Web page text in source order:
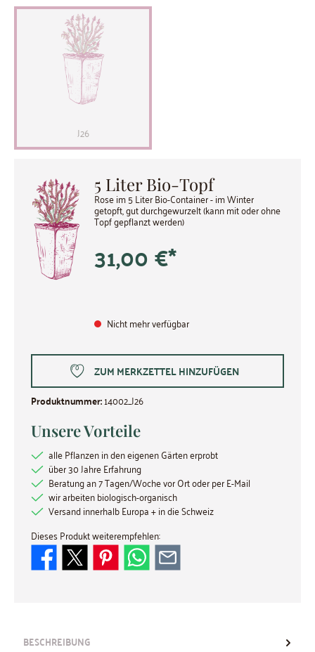
J26
5 Liter Bio-Topf
Rose im 5 Liter Bio-Container - im Winter
getopft, gut durchgewurzelt (kann mit oder ohne
Topf gepflanzt werden)
31,00 €*
Nicht mehr verfügbar
ZUM MERKZETTEL HINZUFÜGEN
Produktnummer:14002_J26
Unsere Vorteile
alle Pflanzen in den eigenen Gärten erprobt
über 30 Jahre Erfahrung
Beratung an 7 Tagen/Woche vor Ort oder per E-Mail
wir arbeiten biologisch-organisch
Versand innerhalb Europa + in die Schweiz
Dieses Produkt weiterempfehlen:
BESCHREIBUNG